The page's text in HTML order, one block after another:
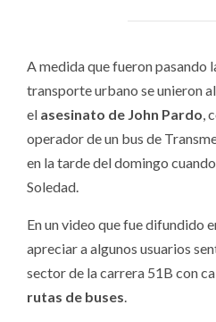
A medida que fueron pasando
transporte urbano se unieron
el asesinato de John Pardo,
operador de un bus de
en la tarde del domingo
Soledad.
En un video que fue difundido
apreciar a algunos usuarios
sector de la carrera 51B con
rutas de buses.